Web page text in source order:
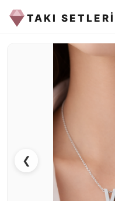
TAKI SETLERİ
❮